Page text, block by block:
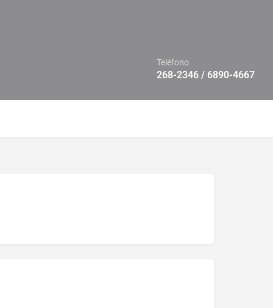
Teléfono
268-2346 / 6890-4667